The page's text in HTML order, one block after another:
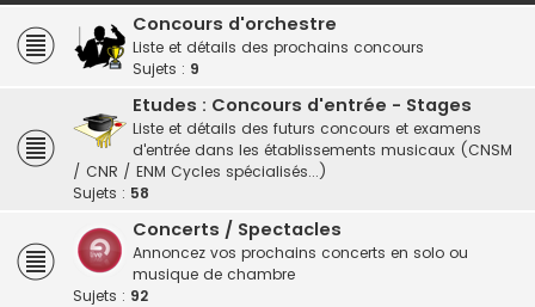
Concours d'orchestre
Liste et détails des prochains concours
Sujets : 9
Etudes : Concours d'entrée - Stages
Liste et détails des futurs concours et examens
d'entrée dans les établissements musicaux (CNSM
/ CNR / ENM Cycles spécialisés...)
Sujets : 58
Concerts / Spectacles
Annoncez vos prochains concerts en solo ou
musique de chambre
Sujets : 92